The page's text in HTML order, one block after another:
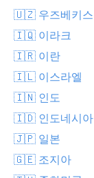
🇺🇿 우즈베키
🇮🇶 이라크
🇮🇷 이란
🇮🇱 이스라엘
🇮🇳 인도
🇮🇩 인도네시아
🇯🇵 일본
🇬🇪 조지아